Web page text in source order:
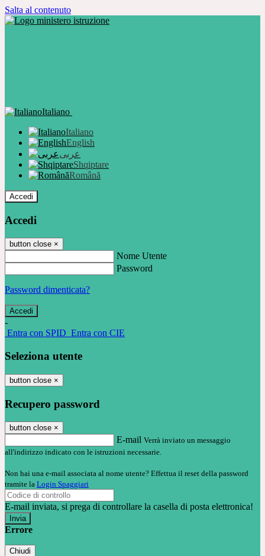
Salta al contenuto
Italiano
Italiano
English
عربى
Shqiptare
Română
Accedi
Accedi
button close ×
Nome Utente
Password
Password dimenticata?
-
Entra con SPID Entra con CIE
Seleziona utente
button close ×
Recupero password
button close ×
E-mail Verrà inviato un messaggio
all'indirizzo indicato con le istruzioni necessarie.
Non hai una e-mail associata al nome utente? Effettua il reset della password
tramite la Login Spaggiari
E-mail inviata, si prega di controllare la casella di posta elettronica!
Errore
Chiudi